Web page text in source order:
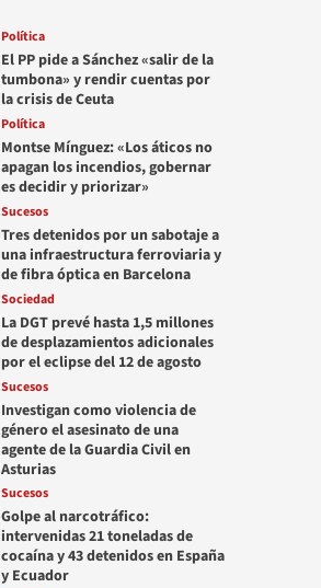
Política
El PP pide a Sánchez «salir de la
tumbona» y rendir cuentas por
la crisis de Ceuta
Política
Montse Mínguez: «Los áticos no
apagan los incendios, gobernar
es decidir y priorizar»
Sucesos
Tres detenidos por un sabotaje a
una infraestructura ferroviaria y
de fibra óptica en Barcelona
Sociedad
La DGT prevé hasta 1,5 millones
de desplazamientos adicionales
por el eclipse del 12 de agosto
Sucesos
Investigan como violencia de
género el asesinato de una
agente de la Guardia Civil en
Asturias
Sucesos
Golpe al narcotráfico:
intervenidas 21 toneladas de
cocaína y 43 detenidos en España
y Ecuador